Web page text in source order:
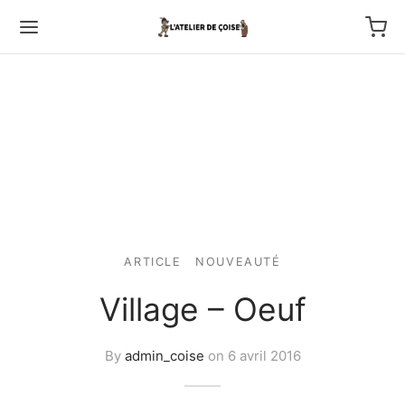
ARTICLE NOUVEAUTÉ
Village – Oeuf
By admin_coise on 6 avril 2016